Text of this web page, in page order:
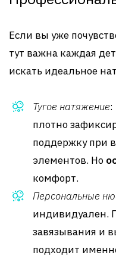
Если вы уже
тут важна каждая
искать идеальное
Тугое натяжение:
плотно
поддержку при
элементов. Но
комфорт.
Персональные
индивидуален.
завязывания и
подходит